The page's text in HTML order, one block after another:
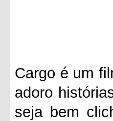
Cargo é um
adoro
seja bem